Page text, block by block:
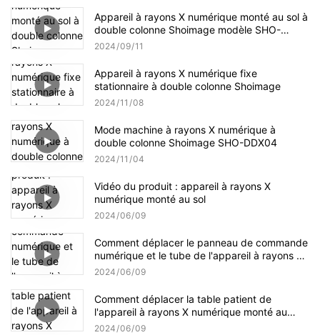
Appareil à rayons X numérique monté au sol à
double colonne Shoimage modèle SHO-
DDX04
2024 09 11
Appareil à rayons X numérique fixe
stationnaire à double colonne Shoimage
2024 11 08
Mode machine à rayons X numérique à
double colonne Shoimage SHO-DDX04
2024 11 04
Vidéo du produit : appareil à rayons X
numérique monté au sol
2024 06 09
Comment déplacer le panneau de commande
numérique et le tube de l'appareil à rayons X
numérique monté au sol ?
2024 06 09
Comment déplacer la table patient de
l'appareil à rayons X numérique monté au
sol ?
2024 06 09